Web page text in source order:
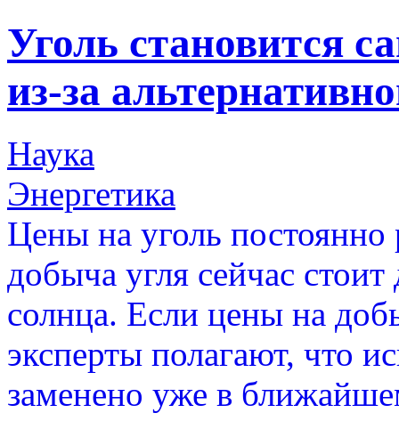
Уголь становится
из-за
Наука
Энергетика
Цены на уголь постоянно
добыча угля сейчас
солнца. Если цены на
эксперты полагают, что
заменено уже в